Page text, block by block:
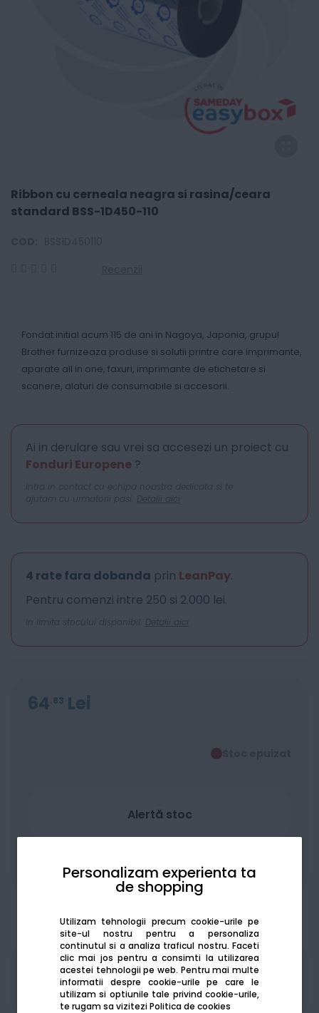
Personalizam experienta ta
de shopping
Utilizam tehnologii precum cookie-urile pe
site-ul nostru pentru a personaliza
continutul si a analiza traficul nostru. Faceti
clic mai jos pentru a consimti la utilizarea
acestei tehnologii pe web. Pentru mai multe
informatii despre cookie-urile pe care le
utilizam si optiunile tale privind cookie-urile,
te rugam sa viziteziPolitica de cookies
Ribbon cu cerneala neagra si rasina/ceara
standard BSS-1D450-110
Fondat initial acum 115 de ani in Nagoya, Japonia, grupul
Brother furnizeaza produse si solutii printre care imprimante,
aparate all in one, faxuri, imprimante de etichetare si
scanere, alaturi de consumabile si accesorii.
Ai in derulare sau vrei sa accesezi un proiect cu
Fonduri Europene ?
Intra in contact cu echipa noastra dedicata si te
ajutam cu urmatorii pasi. Detalii aici
4 rate fara dobanda prin LeanPay.
Pentru comenzi intre 250 si 2.000 lei.
In limita stocului disponibil. Detalii aici
64 83 Lei
Alertă stoc
Adaugă la favorite Compară
Produsele sunt disponibile pe platforma de
achizitii publice SEAP/SICAP